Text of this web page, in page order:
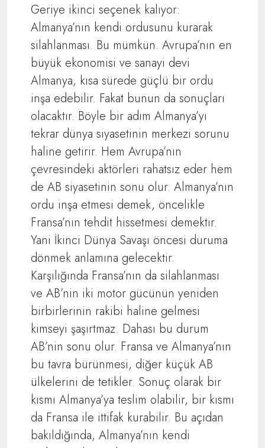
Geriye ikinci seçenek kalıyor:
Almanya’nın kendi ordusunu kurarak
silahlanması. Bu mümkün. Avrupa’nın en
büyük ekonomisi ve sanayi devi
Almanya, kısa sürede güçlü bir ordu
inşa edebilir. Fakat bunun da sonuçları
olacaktır. Böyle bir adım Almanya’yı
tekrar dünya siyasetinin merkezi sorunu
haline getirir. Hem Avrupa’nın
çevresindeki aktörleri rahatsız eder hem
de AB siyasetinin sonu olur. Almanya’nın
ordu inşa etmesi demek, öncelikle
Fransa’nın tehdit hissetmesi demektir.
Yani İkinci Dünya Savaşı öncesi duruma
dönmek anlamına gelecektir.
Karşılığında Fransa’nın da silahlanması
ve AB’nin iki motor gücünün yeniden
birbirlerinin rakibi haline gelmesi
kimseyi şaşırtmaz. Dahası bu durum
AB’nin sonu olur. Fransa ve Almanya’nın
bu tavra bürünmesi, diğer küçük AB
ülkelerini de tetikler. Sonuç olarak bir
kısmı Almanya’ya teslim olabilir, bir kısmı
da Fransa ile ittifak kurabilir. Bu açıdan
bakıldığında, Almanya’nın kendi